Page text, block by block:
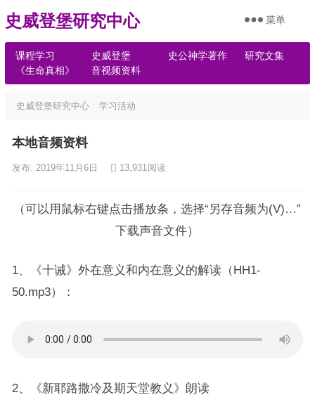
史威登堡研究中心
课程学习 史威登堡 史公神学著作
研究文集
《生命真相》
音视频资料
菜单
史威登堡研究中心 学习活动
本地音频资料
发布: 2019年11月6日 13,931阅读
（可以用鼠标右键点击播放条，选择“另存音频为(V)…”
下载声音文件）
1、《十诫》外在意义和内在意义的解读（HH1-
50.mp3）：
2、《新耶路撒冷及期天堂教义》朗读